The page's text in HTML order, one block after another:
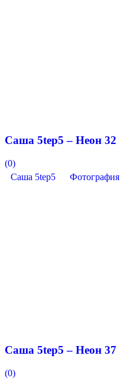
Саша 5tep5 – Неон 32
(0)
Саша 5tep5
Фотография
Саша 5tep5 – Неон 37
(0)